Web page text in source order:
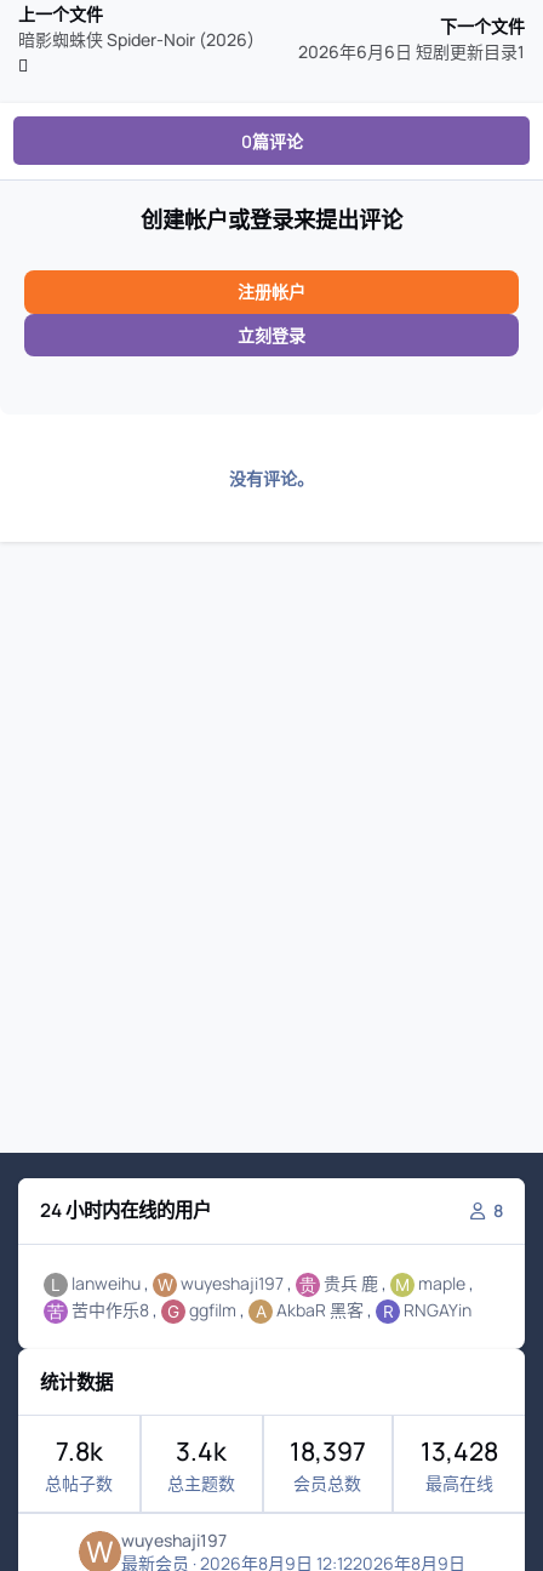
上一个文件
暗影蜘蛛侠 Spider-Noir (2026)
下一个文件
2026年6月6日 短剧更新目录1
0篇评论
创建帐户或登录来提出评论
注册帐户
立刻登录
没有评论。
24 小时内在线的用户 8
lanweihu wuyeshaji197 贵兵 鹿
maple
苦中作乐8
ggfilm AkbaR 黑客 RNGAYin
统计数据
7.8k
总帖子数
3.4k
总主题数
18,397
会员总数
13,428
最高在线
wuyeshaji197
最新会员 ·2026年8月9日 12:122026年8月9日